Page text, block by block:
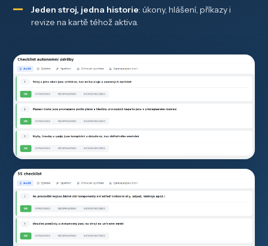
Jeden stroj, jedna historie: úkony, hlášení, příkazy i
revize na kartě téhož aktiva.